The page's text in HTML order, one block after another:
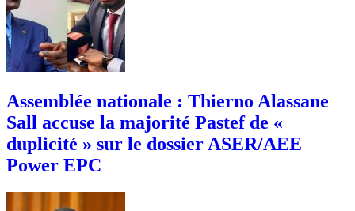
Assemblée nationale : Thierno Alassane
Sall accuse la majorité Pastef de «
duplicité » sur le dossier ASER/AEE
Power EPC